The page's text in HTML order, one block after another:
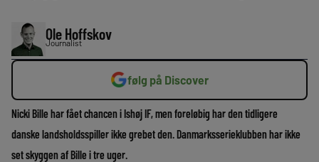
Ole Hoffskov
Journalist
følg på Discover
Nicki Bille har fået chancen i Ishøj IF, men foreløbig har den tidligere
danske landsholdsspiller ikke grebet den. Danmarksserieklubben har ikke
set skyggen af Bille i tre uger.